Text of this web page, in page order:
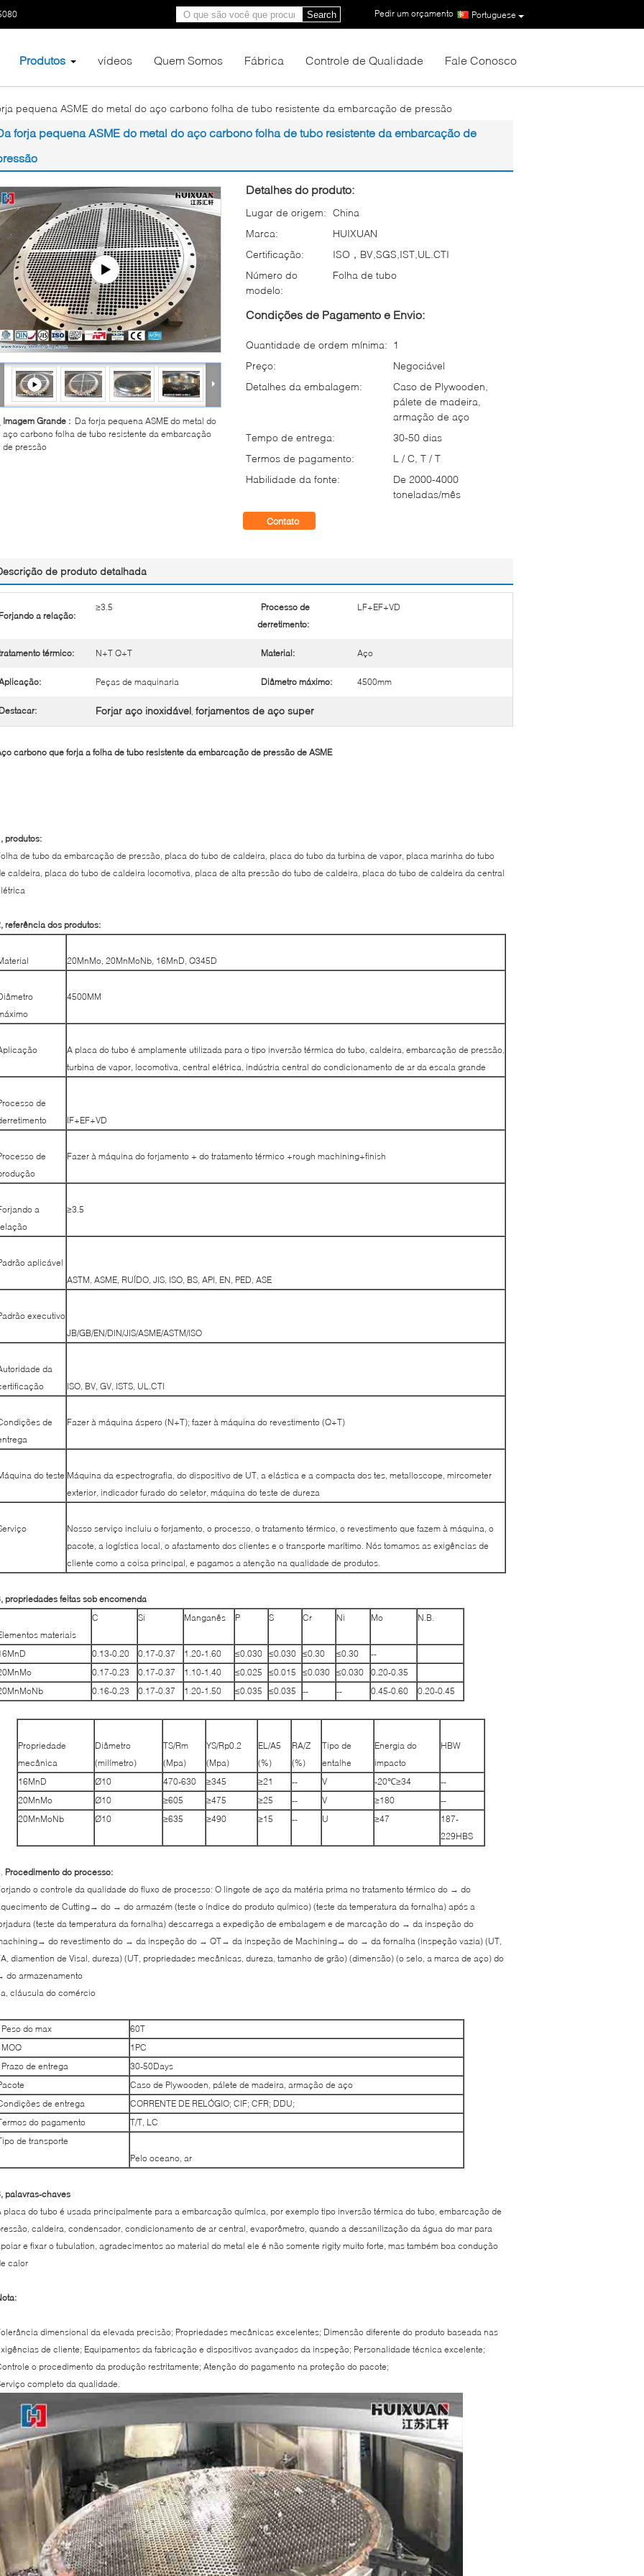
Portuguese
Pedir um orçamento |
Search
Produtos vídeos Quem Somos Fábrica Controle de Qualidade Fale Conosco
pequena ASME do metal do aço carbono folha de tubo resistente da embarcação de pressão
forja pequena ASME do metal do aço carbono folha de tubo resistente da embarcação de
Imagem Grande : Da forja pequena ASME do metal do
aço carbono folha de tubo resistente da embarcação
de pressão
Detalhes do produto:
Lugar de origem: China
Marca:
HUIXUAN
Certificação:
ISO，BV,SGS,IST,UL.CTI
Número do
modelo:
Folha de tubo
Condições de Pagamento e Envio:
Quantidade de ordem mínima: 1
Preço:
Negociável
Detalhes da embalagem:
Caso de Plywooden,
pálete de madeira,
armação de aço
Tempo de entrega:
30-50 dias
Termos de pagamento:
L / C, T / T
Habilidade da fonte:
De 2000-4000
toneladas/mês
Contato
de produto detalhada
a relação:
≥3.5
Processo de
derretimento:
LF+EF+VD
térmico: N+T Q+T Material: Aço
Peças de maquinaria Diâmetro máximo: 4500mm
Forjar aço inoxidável, forjamentos de aço super
carbono que forja a folha de tubo resistente da embarcação de pressão de ASME
produtos:
de tubo da embarcação de pressão, placa do tubo de caldeira, placa do tubo da turbina de vapor, placa marinha do tubo
caldeira, placa do tubo de caldeira locomotiva, placa de alta pressão do tubo de caldeira, placa do tubo de caldeira da central
referência dos produtos:
20MnMo, 20MnMoNb, 16MnD, Q345D
4500MM
A placa do tubo é amplamente utilizada para o tipo inversão térmica do tubo, caldeira, embarcação de pressão,
turbina de vapor, locomotiva, central elétrica, indústria central do condicionamento de ar da escala grande
de
IF+EF+VD
de
Fazer à máquina do forjamento + do tratamento térmico +rough machining+finish
a
≥3.5
aplicável
ASTM, ASME, RUÍDO, JIS, ISO, BS, API, EN, PED, ASE
executivo
JB/GB/EN/DIN/JIS/ASME/ASTM/ISO
da
ISO, BV, GV, ISTS, UL.CTI
de
Fazer à máquina áspero (N+T); fazer à máquina do revestimento (Q+T)
do teste Máquina da espectrografia, do dispositivo de UT, a elástica e a compacta dos tes, metalloscope, mircometer
exterior, indicador furado do seletor, máquina do teste de dureza
Nosso serviço incluiu o forjamento, o processo, o tratamento térmico, o revestimento que fazem à máquina, o
pacote, a logística local, o afastamento dos clientes e o transporte marítimo. Nós tomamos as exigências de
cliente como a coisa principal, e pagamos a atenção na qualidade de produtos.
propriedades feitas sob encomenda
materiais
C Si Manganês P S Cr Ni Mo N.B.
0.13-0.20 0.17-0.37 1.20-1.60 ≤0.030 ≤0.030 ≤0.30 ≤0.30
--
0.17-0.23 0.17-0.37 1.10-1.40 ≤0.025 ≤0.015 ≤0.030 ≤0.030
0.20-0.35
0.16-0.23 0.17-0.37 1.20-1.50 ≤0.035 ≤0.035 -- -- 0.45-0.60 0.20-0.45
Propriedade
mecânica
Diâmetro
(milímetro)
TS/Rm
(Mpa)
YS/Rp0.2
(Mpa)
EL/A5
(%)
RA/Z
(%)
Tipo de
entalhe
Energia do
impacto
HBW
16MnD Ø10 470-630 ≥345 ≥21 -- V -20℃≥34
--
20MnMo
Ø10 ≥605 ≥475 ≥25 -- V ≥180
--
20MnMoNb
Ø10 ≥635 ≥490 ≥15 -- U ≥47
187-
229HBS
Procedimento do processo:
o controle da qualidade do fluxo de processo: O lingote de aço da matéria prima no tratamento térmico do → do
de Cutting→ do → do armazém (teste o índice do produto químico) (teste da temperatura da fornalha) após a
(teste da temperatura da fornalha) descarrega a expedição de embalagem e de marcação do → da inspeção do
do revestimento do → da inspeção do → QT→ da inspeção de Machining→ do → da fornalha (inspeção vazia) (UT,
diamention de Visal, dureza) (UT, propriedades mecânicas, dureza, tamanho de grão) (dimensão) (o selo, a marca de aço) do
do armazenamento
cláusula do comércio
do max
60T
1PC
de entrega
30-50Days
Caso de Plywooden, pálete de madeira, armação de aço
de entrega
CORRENTE DE RELÓGIO; CIF; CFR; DDU;
do pagamento
T/T, LC
de transporte
Pelo oceano, ar
palavras-chaves
placa do tubo é usada principalmente para a embarcação química, por exemplo tipo inversão térmica do tubo, embarcação de
caldeira, condensador, condicionamento de ar central, evaporômetro, quando a dessanilização da água do mar para
e fixar o tubulation, agradecimentos ao material do metal ele é não somente rigity muito forte, mas também boa condução
calor
dimensional da elevada precisão; Propriedades mecânicas excelentes; Dimensão diferente do produto baseada nas
de cliente; Equipamentos da fabricação e dispositivos avançados da inspeção; Personalidade técnica excelente;
o procedimento da produção restritamente; Atenção do pagamento na proteção do pacote;
completo da qualidade.